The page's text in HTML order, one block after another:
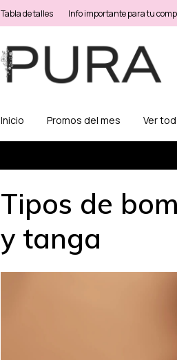
Tabla de talles Info importante para tu
Inicio Promos del mes Ver
Tipos de
y tanga